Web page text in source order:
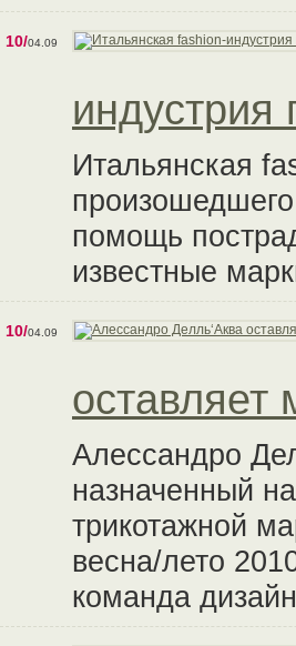
10/04.09
индустрия
Итальянская
помощь
известные
10/04.09
оставляет
Алессандро
назначенный
трикотажной
весна/лето
команда